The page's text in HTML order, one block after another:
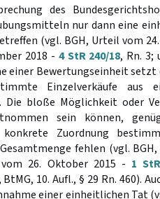
des
nur dann eine
(vgl. BGH, Urteil vom
2018 - 4 StR 240/18, Rn. 3;
einer Bewertungseinheit
Einzelverkäufe aus
Die bloße Möglichkeit oder
sein können,
Zuordnung
fehlen (vgl. BGH,
26. Oktober 2015 - 1
10. Aufl., § 29 Rn. 460).
einer einheitlichen Tat